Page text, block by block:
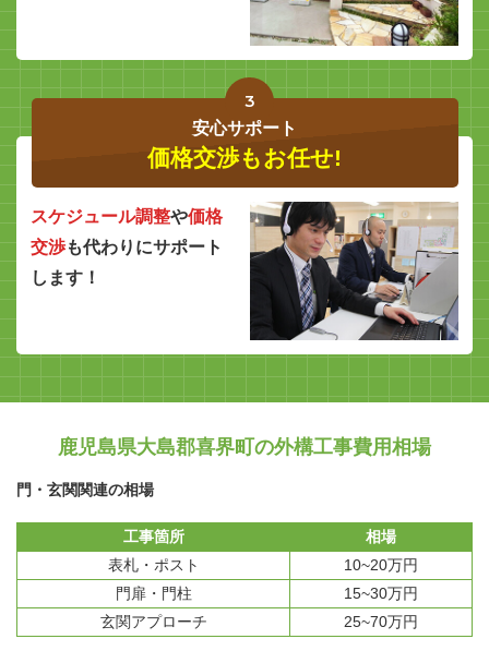
3
安心サポート
価格交渉もお任せ!
スケジュール調整や価格
交渉も代わりにサポート
します！
鹿児島県大島郡喜界町の外構工事費用相場
門・玄関関連の相場
工事箇所
相場
表札・ポスト
10~20万円
門扉・門柱
15~30万円
玄関アプローチ
25~70万円